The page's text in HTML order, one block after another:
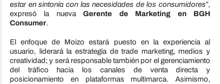
estar en sintonía con las necesidades de los consumidores”,
expresó la nuevaGerente de Marketing en BGH
Consumer.
El enfoque de Moizo estará puesto en la experiencia al
usuario, liderará la estrategia de trade marketing, medios y
creatividad; y será responsable también por el gerenciamiento
del tráfico hacia los canales de venta directa y
posicionamiento en plataformas multimarca. Asimismo,